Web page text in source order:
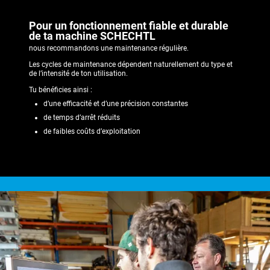
Pour un fonctionnement fiable et durable
de ta machine SCHECHTL
nous recommandons une maintenance régulière.
Les cycles de maintenance dépendent naturellement du type et
de l’intensité de ton utilisation.
Tu bénéficies ainsi :
d’une efficacité et d’une précision constantes
de temps d’arrêt réduits
de faibles coûts d’exploitation